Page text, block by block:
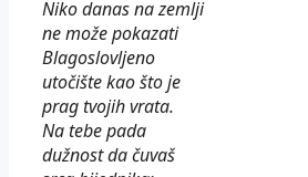
Niko danas na zemlji
ne može pokazati
Blagoslovljeno
utočište kao što je
prag tvojih vrata.
Na tebe pada
dužnost da čuvaš